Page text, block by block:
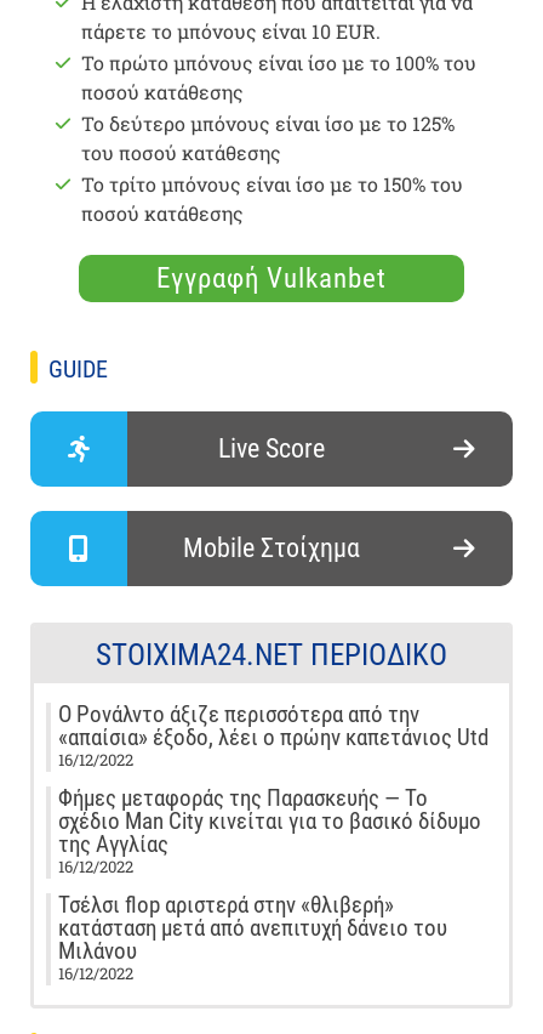
πάρετε το μπόνους είναι 10 EUR.
Το πρώτο μπόνους είναι ίσο με το 100% του
ποσού κατάθεσης
Το δεύτερο μπόνους είναι ίσο με το 125%
του ποσού κατάθεσης
Το τρίτο μπόνους είναι ίσο με το 150% του
ποσού κατάθεσης
Εγγραφή Vulkanbet
GUIDE
Live Score
Mobile Στοίχημα
STOIXIMA24.NET ΠΕΡΙΟΔΙΚΌ
Ο Ρονάλντο άξιζε περισσότερα από την
«απαίσια» έξοδο, λέει ο πρώην καπετάνιος Utd
16/12/2022
Φήμες μεταφοράς της Παρασκευής — Το
σχέδιο Man City κινείται για το βασικό δίδυμο
της Αγγλίας
16/12/2022
Τσέλσι flop αριστερά στην «θλιβερή»
κατάσταση μετά από ανεπιτυχή δάνειο του
Μιλάνου
16/12/2022